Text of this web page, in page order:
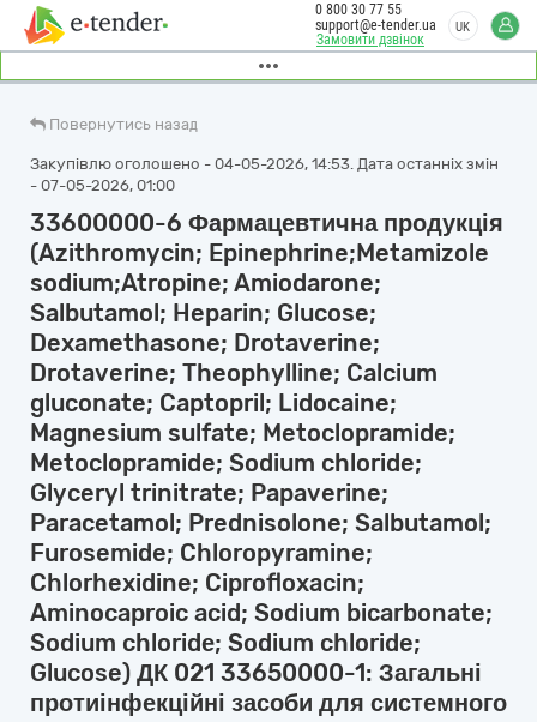
Замовити дзвінок
0 800 30 77 55
support@e-tender.ua
UK
Повернутись назад
Закупівлю оголошено - 04-05-2026, 14:53. Дата останніх змін
- 07-05-2026, 01:00
33600000-6 Фармацевтична продукція
(Azithromycin; Epinephrine;Metamizole
sodium;Atropine; Amiodarone;
Salbutamol; Heparin; Glucose;
Dexamethasone; Drotaverine;
Drotaverine; Theophylline; Calcium
gluconate; Captopril; Lidocaine;
Magnesium sulfate; Metoclopramide;
Metoclopramide; Sodium chloride;
Glyceryl trinitrate; Papaverine;
Paracetamol; Prednisolone; Salbutamol;
Furosemide; Chloropyramine;
Chlorhexidine; Ciprofloxacin;
Aminocaproic acid; Sodium bicarbonate;
Sodium chloridе; Sodium chloride;
Glucose) ДК 021 33650000-1: Загальні
протиінфекційні засоби для системного